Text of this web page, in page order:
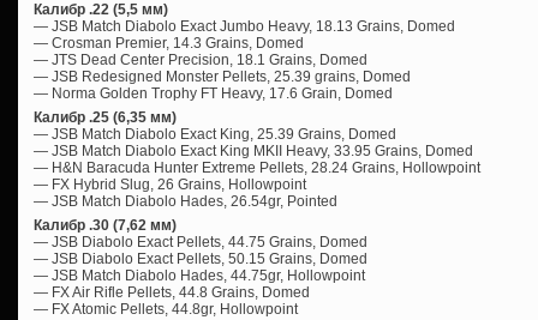
Калибр .22 (5,5 мм)
— JSB Match Diabolo Exact Jumbo Heavy, 18.13 Grains, Domed
— Crosman Premier, 14.3 Grains, Domed
— JTS Dead Center Precision, 18.1 Grains, Domed
— JSB Redesigned Monster Pellets, 25.39 grains, Domed
— Norma Golden Trophy FT Heavy, 17.6 Grain, Domed
Калибр .25 (6,35 мм)
— JSB Match Diabolo Exact King, 25.39 Grains, Domed
— JSB Match Diabolo Exact King MKII Heavy, 33.95 Grains, Domed
— H&N Baracuda Hunter Extreme Pellets, 28.24 Grains, Hollowpoint
— FX Hybrid Slug, 26 Grains, Hollowpoint
— JSB Match Diabolo Hades, 26.54gr, Pointed
Калибр .30 (7,62 мм)
— JSB Diabolo Exact Pellets, 44.75 Grains, Domed
— JSB Diabolo Exact Pellets, 50.15 Grains, Domed
— JSB Match Diabolo Hades, 44.75gr, Hollowpoint
— FX Air Rifle Pellets, 44.8 Grains, Domed
— FX Atomic Pellets, 44.8gr, Hollowpoint